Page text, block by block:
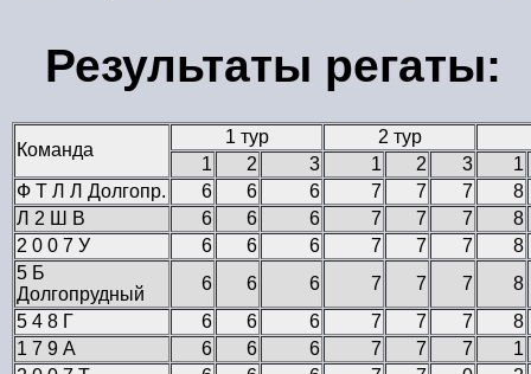
Результаты регаты:
Команда
1 тур
2 тур
1
2 3 1 2 3
1
Ф Т Л Л Долгопр.
6 6 6 7 7 7
8
Л 2 Ш В
6 6 6 7 7 7
8
2 0 0 7 У
6 6 6 7 7 7
8
5 Б
Долгопрудный
6 6 6 7 7 7
8
5 4 8 Г
6 6 6 7 7 7
8
1 7 9 А
6 6 6 7 7 7
1